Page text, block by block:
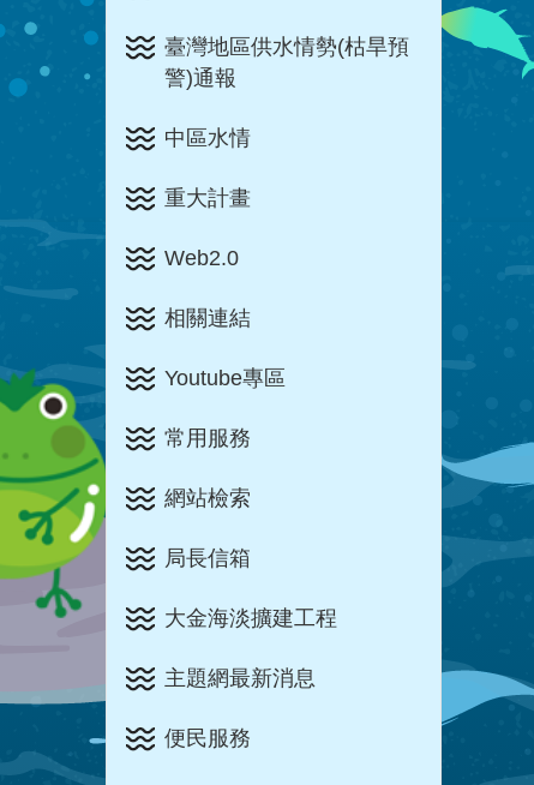
臺灣地區供水情勢(枯旱預
警)通報
中區水情
重大計畫
Web2.0
相關連結
Youtube專區
常用服務
網站檢索
局長信箱
大金海淡擴建工程
主題網最新消息
便民服務